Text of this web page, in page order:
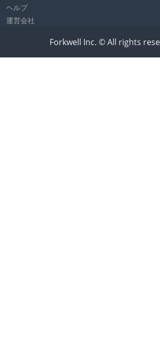
ヘルプ
運営会社
Forkwell Inc. © All rights